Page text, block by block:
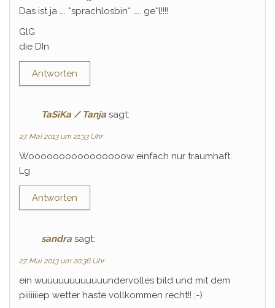
Das ist ja …. *sprachlosbin* ….. ge*l!!!!
GlG
die DIn
Antworten
TaSiKa / Tanja sagt:
27. Mai 2013 um 21:33 Uhr
Woooooooooooooooow einfach nur traumhaft.
Lg
Antworten
sandra sagt:
27. Mai 2013 um 20:36 Uhr
ein wuuuuuuuuuuuundervolles bild und mit dem
piiiiiiiep wetter haste vollkommen recht!! ;-)